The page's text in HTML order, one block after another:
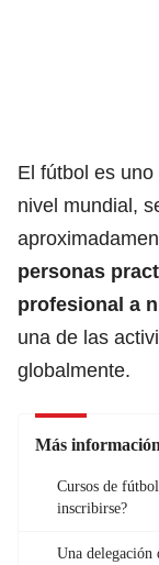
El fútbol es
nivel mundial,
personas
profesional a
una de las
globalmente.
Más información
Cursos de
inscribirse?
Una delegación